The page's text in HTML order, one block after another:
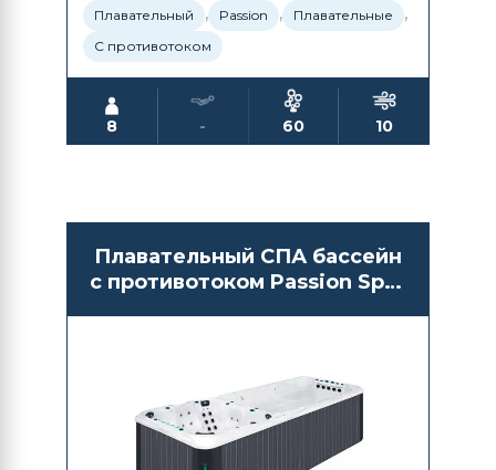
Плавательный , Passion , Плавательные ,
С противотоком
8 - 60 10
Плавательный СПА бассейн
с противотоком Passion Spas